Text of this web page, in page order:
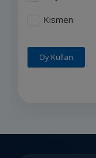
Kısmen
Oy Kullan